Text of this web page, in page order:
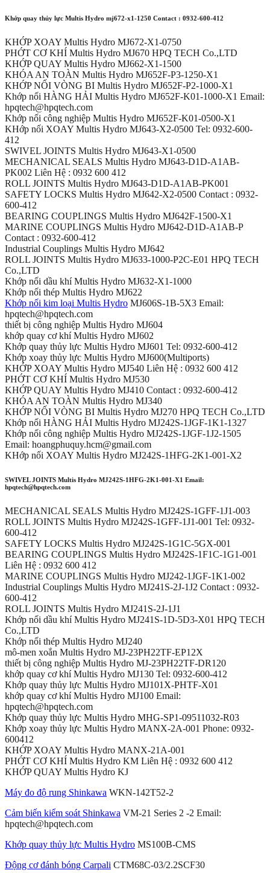
Khớp quay thủy lực Multis Hydro mj672-x1-1250 Contact : 0932-600-412
KHỚP XOAY Multis Hydro MJ672-X1-0750
PHỚT CƠ KHÍ Multis Hydro MJ670 HPQ TECH Co.,LTD
KHỚP QUAY Multis Hydro MJ662-X1-1500
KHÓA AN TOÀN Multis Hydro MJ652F-P3-1250-X1
KHỚP NỐI VÒNG BI Multis Hydro MJ652F-P2-1000-X1
Khớp nối HÀNG HẢI Multis Hydro MJ652F-K01-1000-X1 Email:
hpqtech@hpqtech.com
Khớp nối công nghiệp Multis Hydro MJ652F-K01-0500-X1
KHớp nối XOAY Multis Hydro MJ643-X2-0500 Tel: 0932-600-
412
SWIVEL JOINTS Multis Hydro MJ643-X1-0500
MECHANICAL SEALS Multis Hydro MJ643-D1D-A1AB-
PK002 Liên Hệ : 0932 600 412
ROLL JOINTS Multis Hydro MJ643-D1D-A1AB-PK001
SAFETY LOCKS Multis Hydro MJ642-X2-0500 Contact : 0932-
600-412
BEARING COUPLINGS Multis Hydro MJ642F-1500-X1
MARINE COUPLINGS Multis Hydro MJ642-D1D-A1AB-P
Contact : 0932-600-412
Industrial Couplings Multis Hydro MJ642
ROLL JOINTS Multis Hydro MJ633-1000-P2C-E01 HPQ TECH
Co.,LTD
Khớp nối dầu khí Multis Hydro MJ632-X1-1000
Khớp nối thép Multis Hydro MJ622
Khớp nối kim loại Multis Hydro MJ606S-1B-5X3 Email:
hpqtech@hpqtech.com
thiết bị công nghiệp Multis Hydro MJ604
khớp quay cơ khí Multis Hydro MJ602
Khớp quay thủy lực Multis Hydro MJ601 Tel: 0932-600-412
Khớp xoay thủy lực Multis Hydro MJ600(Multiports)
KHỚP XOAY Multis Hydro MJ540 Liên Hệ : 0932 600 412
PHỚT CƠ KHÍ Multis Hydro MJ530
KHỚP QUAY Multis Hydro MJ410 Contact : 0932-600-412
KHÓA AN TOÀN Multis Hydro MJ340
KHỚP NỐI VÒNG BI Multis Hydro MJ270 HPQ TECH Co.,LTD
Khớp nối HÀNG HẢI Multis Hydro MJ242S-1JGF-1K1-1327
Khớp nối công nghiệp Multis Hydro MJ242S-1JGF-1J2-1505
Email: hoangphuquy.hcm@gmail.com
KHớp nối XOAY Multis Hydro MJ242S-1HFG-2K1-001-X2
SWIVEL JOINTS Multis Hydro MJ242S-1HFG-2K1-001-X1 Email:
hpqtech@hpqtech.com
MECHANICAL SEALS Multis Hydro MJ242S-1GFF-1J1-003
ROLL JOINTS Multis Hydro MJ242S-1GFF-1J1-001 Tel: 0932-
600-412
SAFETY LOCKS Multis Hydro MJ242S-1G1C-5GX-001
BEARING COUPLINGS Multis Hydro MJ242S-1F1C-1G1-001
Liên Hệ : 0932 600 412
MARINE COUPLINGS Multis Hydro MJ242-1JGF-1K1-002
Industrial Couplings Multis Hydro MJ241S-2J-1J2 Contact : 0932-
600-412
ROLL JOINTS Multis Hydro MJ241S-2J-1J1
Khớp nối dầu khí Multis Hydro MJ241S-1D-5D3-X01 HPQ TECH
Co.,LTD
Khớp nối thép Multis Hydro MJ240
mô-men xoắn Multis Hydro MJ-23PH22TF-EP12X
thiết bị công nghiệp Multis Hydro MJ-23PH22TF-DR120
khớp quay cơ khí Multis Hydro MJ130 Tel: 0932-600-412
Khớp quay thủy lực Multis Hydro MJ101X-PHTF-X01
khớp quay cơ khí Multis Hydro MJ100 Email:
hpqtech@hpqtech.com
Khớp quay thủy lực Multis Hydro MHG-SP1-09511032-R03
Khớp xoay thủy lực Multis Hydro MANX-2A-001 Phone: 0932-
600412
KHỚP XOAY Multis Hydro MANX-21A-001
PHỚT CƠ KHÍ Multis Hydro KM Liên Hệ : 0932 600 412
KHỚP QUAY Multis Hydro KJ
Máy đo độ rung Shinkawa WKN-142T52-2
Cảm biến kiểm soát Shinkawa VM-21 Series 2 -2 Email:
hpqtech@hpqtech.com
Khớp quay thủy lực Multis Hydro MS100B-CMS
Động cơ đánh bóng Carpali CTM68C-03/2.2SCF30